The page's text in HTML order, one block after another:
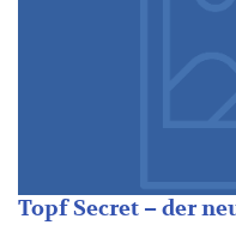
Topf Secret – der